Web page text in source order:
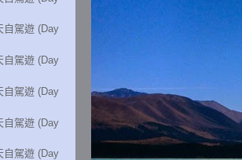
自駕遊 (Day
自駕遊 (Day
自駕遊 (Day
自駕遊 (Day
自駕遊 (Day